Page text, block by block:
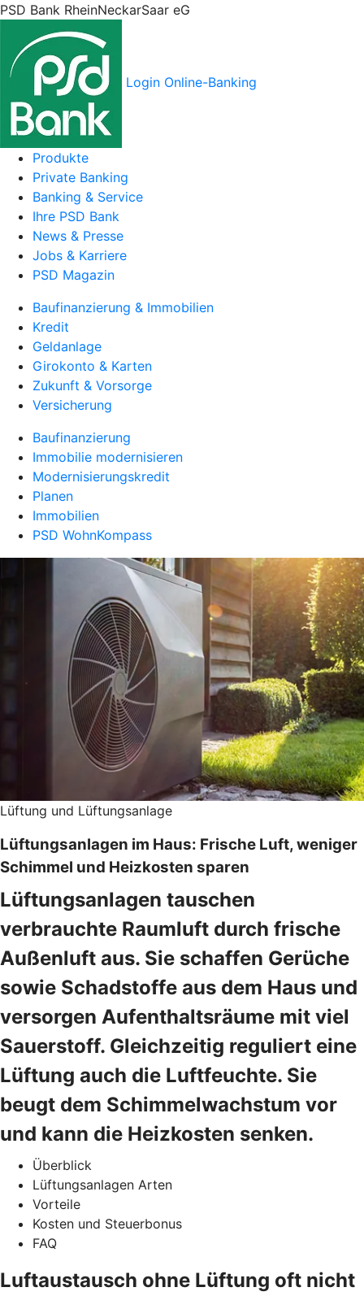
PSD Bank RheinNeckarSaar eG
Login Online-Banking
Produkte
Private Banking
Banking & Service
Ihre PSD Bank
News & Presse
Jobs & Karriere
PSD Magazin
Baufinanzierung & Immobilien
Kredit
Geldanlage
Girokonto & Karten
Zukunft & Vorsorge
Versicherung
Baufinanzierung
Immobilie modernisieren
Modernisierungskredit
Planen
Immobilien
PSD WohnKompass
Lüftung und Lüftungsanlage
Lüftungsanlagen im Haus: Frische Luft, weniger
Schimmel und Heizkosten sparen
Lüftungsanlagen tauschen
verbrauchte Raumluft durch frische
Außenluft aus. Sie schaffen Gerüche
sowie Schadstoffe aus dem Haus und
versorgen Aufenthaltsräume mit viel
Sauerstoff. Gleichzeitig reguliert eine
Lüftung auch die Luftfeuchte. Sie
beugt dem Schimmelwachstum vor
und kann die Heizkosten senken.
Überblick
Lüftungsanlagen Arten
Vorteile
Kosten und Steuerbonus
FAQ
Luftaustausch ohne Lüftung oft nicht